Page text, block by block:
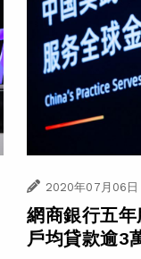
2020年07月06日
網商銀行五
戶均貸款逾3